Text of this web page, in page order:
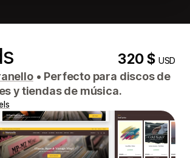
320 $USD
• Perfecto para discos de
y tiendas de música.